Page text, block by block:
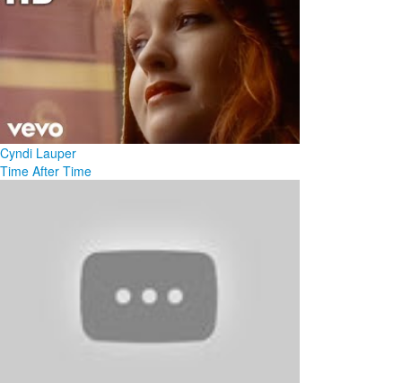
Cyndi Lauper
Time After Time